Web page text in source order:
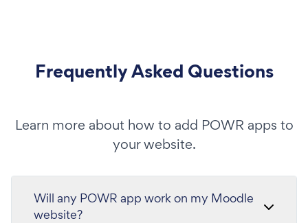
Frequently Asked Questions
Learn more about how to add POWR apps to
your website.
Will any POWR app work on my Moodle
website?